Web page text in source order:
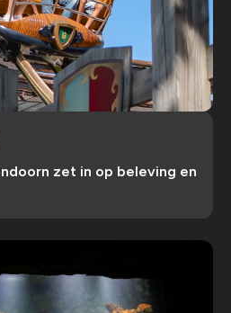
zet in op beleving en